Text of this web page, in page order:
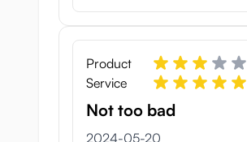
Product
Service
Not too bad
20 maj 2024
2024-05-20